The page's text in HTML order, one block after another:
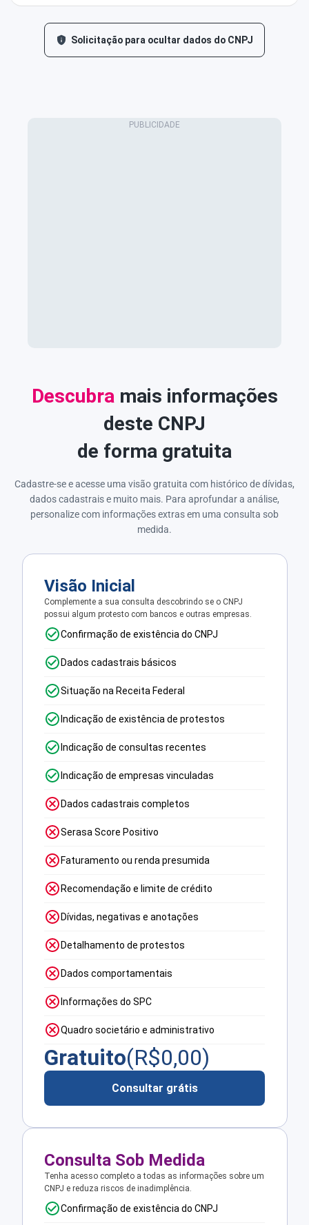
Solicitação para ocultar dados do CNPJ
Descubramais informações
deste CNPJ
de forma gratuita
Cadastre-se e acesse uma visão gratuita com histórico de dívidas,
dados cadastrais e muito mais. Para aprofundar a análise,
personalize com informações extras em uma consulta sob
medida.
Visão Inicial
Complemente a sua consulta descobrindo se o CNPJ
possui algum protesto com bancos e outras empresas.
Confirmação de existência do CNPJ
Dados cadastrais básicos
Situação na Receita Federal
Indicação de existência de protestos
Indicação de consultas recentes
Indicação de empresas vinculadas
Dados cadastrais completos
Serasa Score Positivo
Faturamento ou renda presumida
Recomendação e limite de crédito
Dívidas, negativas e anotações
Detalhamento de protestos
Dados comportamentais
Informações do SPC
Quadro societário e administrativo
Gratuito(R$0,00)
Consultar grátis
Consulta Sob Medida
Tenha acesso completo a todas as informações sobre um
CNPJ e reduza riscos de inadimplência.
Confirmação de existência do CNPJ